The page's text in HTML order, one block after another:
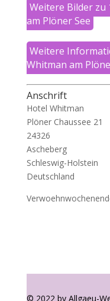
Weitere Bilder zu
am Plöner See
Weitere
Whitman am
Anschrift
Hotel Whitman
Plöner Chaussee 21
24326
Ascheberg
Schleswig-Holstein
Deutschland
© 2022 by Allgaeu-